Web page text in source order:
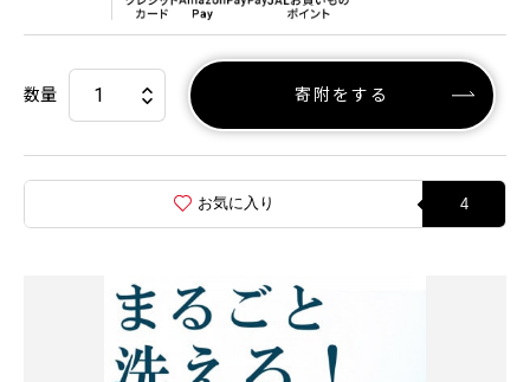
数量 寄附をする
お気に入り 4